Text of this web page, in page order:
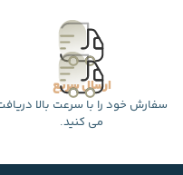
ارسال سریع
سفارش خود را با سرعت بالا
می کنید.